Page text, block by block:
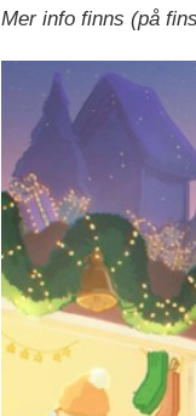
Mer info finns (på